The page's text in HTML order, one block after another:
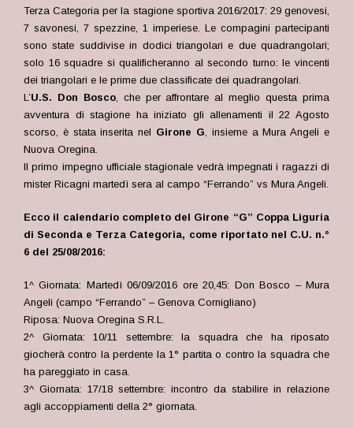
Terza Categoria per la stagione sportiva 2016/2017: 29 genovesi,
7 savonesi, 7 spezzine, 1 imperiese. Le compagini partecipanti
sono state suddivise in dodici triangolari e due quadrangolari;
solo 16 squadre si qualificheranno al secondo turno: le vincenti
dei triangolari e le prime due classificate dei quadrangolari.
L’U.S. Don Bosco, che per affrontare al meglio questa prima
avventura di stagione ha iniziato gli allenamenti il 22 Agosto
scorso, è stata inserita nel Girone G, insieme a Mura Angeli e
Nuova Oregina.
Il primo impegno ufficiale stagionale vedrà impegnati i ragazzi di
mister Ricagni martedì sera al campo “Ferrando” vs Mura Angeli.
Ecco il calendario completo del Girone “G” Coppa Liguria
di Seconda e Terza Categoria, come riportato nel C.U. n.°
6 del 25/08/2016:
1^ Giornata: Martedì 06/09/2016 ore 20,45: Don Bosco – Mura
Angeli (campo “Ferrando” – Genova Cornigliano)
Riposa: Nuova Oregina S.R.L.
2^ Giornata: 10/11 settembre: la squadra che ha riposato
giocherà contro la perdente la 1° partita o contro la squadra che
ha pareggiato in casa.
3^ Giornata: 17/18 settembre: incontro da stabilire in relazione
agli accoppiamenti della 2° giornata.